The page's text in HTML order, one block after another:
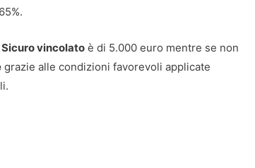
vincolato è di 5.000 euro mentre se non
grazie alle condizioni favorevoli applicate